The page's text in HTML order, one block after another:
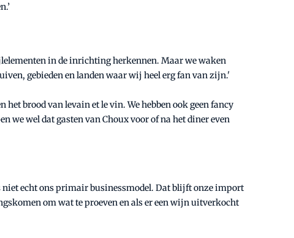
in de inrichting herkennen. Maar we waken
gebieden en landen waar wij heel erg fan van zijn.'
brood van levain et le vin. We hebben ook geen fancy
wel dat gasten van Choux voor of na het diner even
niet echt ons primair businessmodel. Dat blijft onze import
om wat te proeven en als er een wijn uitverkocht